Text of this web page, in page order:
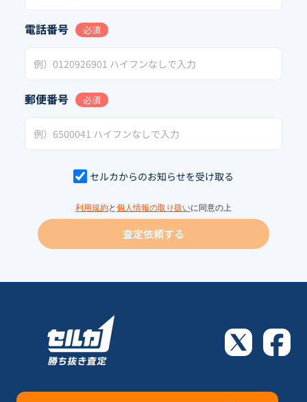
電話番号 必須
郵便番号 必須
セルカからのお知らせを受け取る
利用規約と 個人情報の取り扱いに同意の上
査定依頼する